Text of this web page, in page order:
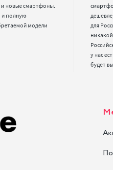
и новые смартфоны.
и полную
модели
для
у нас
будет